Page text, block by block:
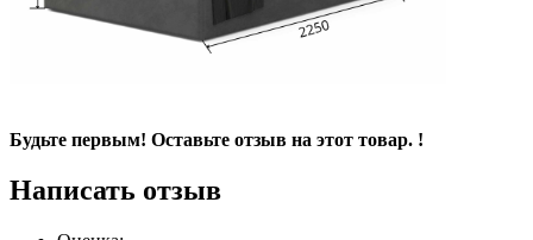
Будьте первым! Оставьте отзыв на этот товар. !
Написать отзыв